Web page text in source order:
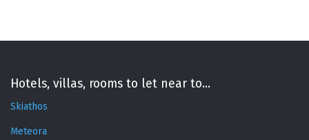
Hotels, villas, rooms to let near to...
Skiathos
Meteora